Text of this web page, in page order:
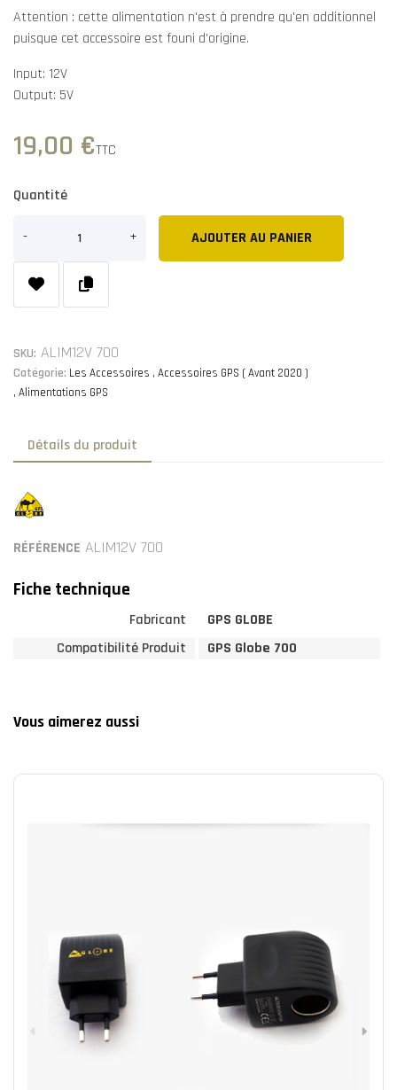
Attention : cette alimentation n'est à prendre qu'en additionnel
puisque cet accessoire est founi d'origine.
Input: 12V
Output: 5V
19,00 €TTC
Quantité
AJOUTER AU PANIER
SKU: ALIM12V 700
Catégorie: Les Accessoires
Accessoires GPS ( Avant 2020 )
Alimentations GPS
Détails du produit
RÉFÉRENCE ALIM12V 700
Fiche technique
Fabricant
GPS GLOBE
Compatibilité Produit
GPS Globe 700
Vous aimerez aussi